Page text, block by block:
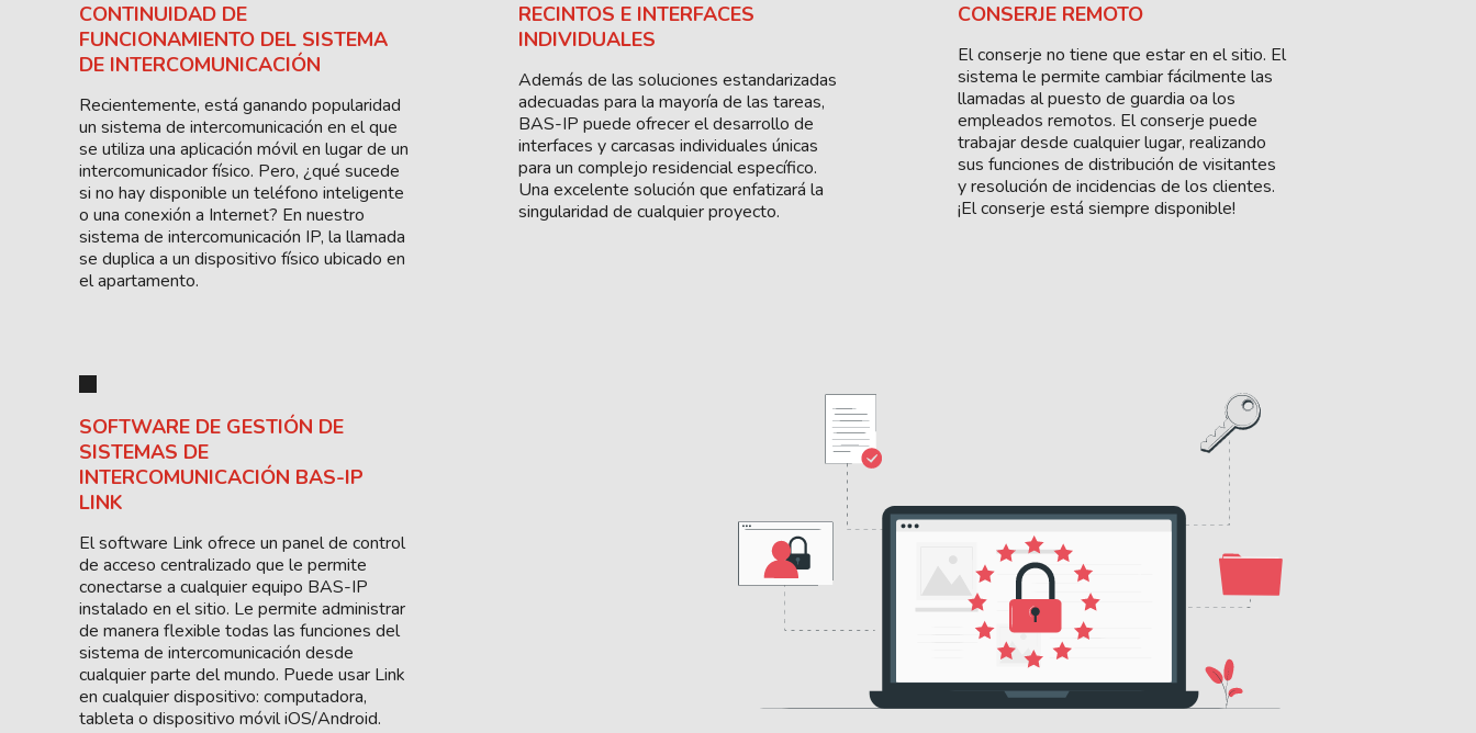
CONTINUIDAD DE
FUNCIONAMIENTO DEL SISTEMA
DE INTERCOMUNICACIÓN
Recientemente, está ganando popularidad
un sistema de intercomunicación en el que
se utiliza una aplicación móvil en lugar de un
intercomunicador físico. Pero, ¿qué sucede
si no hay disponible un teléfono inteligente
o una conexión a Internet? En nuestro
sistema de intercomunicación IP, la llamada
se duplica a un dispositivo físico ubicado en
el apartamento.
RECINTOS E INTERFACES
INDIVIDUALES
Además de las soluciones estandarizadas
adecuadas para la mayoría de las tareas,
BAS-IP puede ofrecer el desarrollo de
interfaces y carcasas individuales únicas
para un complejo residencial específico.
Una excelente solución que enfatizará la
singularidad de cualquier proyecto.
CONSERJE REMOTO
El conserje no tiene que estar en el sitio. El
sistema le permite cambiar fácilmente las
llamadas al puesto de guardia oa los
empleados remotos. El conserje puede
trabajar desde cualquier lugar, realizando
sus funciones de distribución de visitantes
y resolución de incidencias de los clientes.
¡El conserje está siempre disponible!
SOFTWARE DE GESTIÓN DE
SISTEMAS DE
INTERCOMUNICACIÓN BAS-IP
LINK
El software Link ofrece un panel de control
de acceso centralizado que le permite
conectarse a cualquier equipo BAS-IP
instalado en el sitio. Le permite administrar
de manera flexible todas las funciones del
sistema de intercomunicación desde
cualquier parte del mundo. Puede usar Link
en cualquier dispositivo: computadora,
tableta o dispositivo móvil iOS/Android.